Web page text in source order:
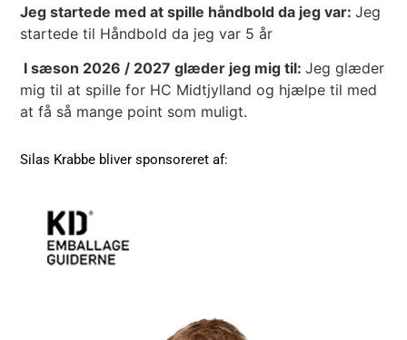
Jeg startede med at spille håndbold da jeg var:Jeg
startede til Håndbold da jeg var 5 år
I sæson 2026 / 2027 glæder jeg mig til:Jeg glæder
mig til at spille for HC Midtjylland og hjælpe til med
at få så mange point som muligt.
Silas Krabbe bliver sponsoreret af: